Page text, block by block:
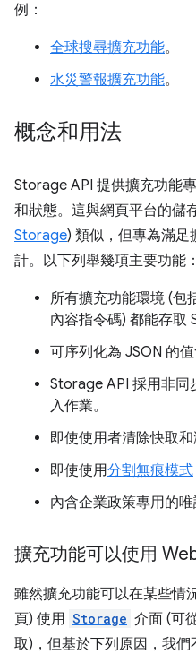
例：
全球搜尋擴充功能。
水災警報擴充功能。
概念和用法
Storage API 提供擴充功能
和狀態。這與網頁平台的儲
Storage) 類似，但專為滿
計。以下列舉幾項主要功能：
所有擴充功能環境 (包
內容指令碼) 都能存取
可序列化為 JSON 的
Storage API 採用非同
入作業。
即使使用者清除快取和
即使使用分割無痕模式
內含企業政策專用的
擴充功能可以使用
雖然擴充功能可以在某些情
頁) 使用 Storage 介面 (可
取)，但基於下列原因，我們